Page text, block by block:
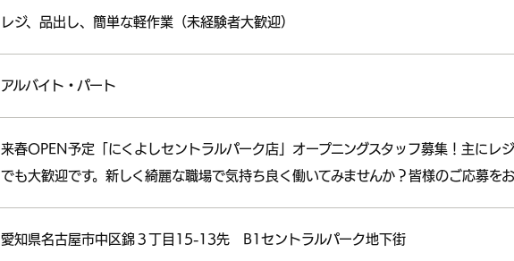
レジ、品出し、簡単な軽作業（未経験者大歓迎）
アルバイト・パート
来春OPEN予定「にくよしセントラルパーク店」オープニングスタッフ募集！主にレ
でも大歓迎です。新しく綺麗な職場で気持ち良く働いてみませんか？皆様のご応募を
愛知県名古屋市中区錦３丁目15-13先 B1セントラルパーク地下街